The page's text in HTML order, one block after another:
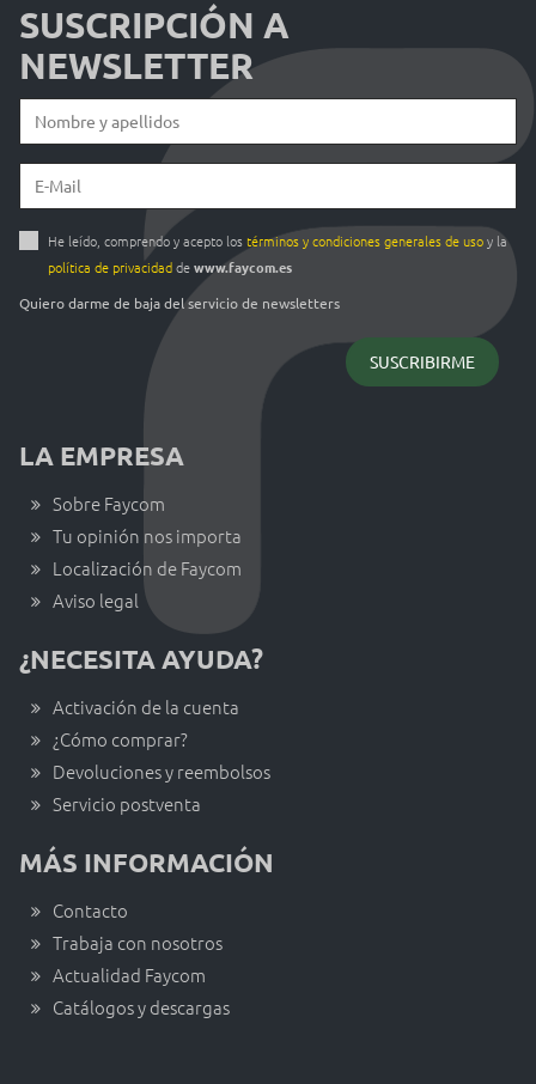
SUSCRIPCIÓN A
NEWSLETTER
He leído, comprendo y acepto los términos y condiciones generales de usoy la
política de privacidaddewww.faycom.es
Quiero darme de baja del servicio de newsletters
LA EMPRESA
Sobre Faycom
Tu opinión nos importa
Localización de Faycom
Aviso legal
¿NECESITA AYUDA?
Activación de la cuenta
¿Cómo comprar?
Devoluciones y reembolsos
Servicio postventa
MÁS INFORMACIÓN
Contacto
Trabaja con nosotros
Actualidad Faycom
Catálogos y descargas